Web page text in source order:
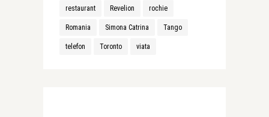
restaurant Revelion rochie
Romania Simona Catrina Tango
telefon Toronto viata